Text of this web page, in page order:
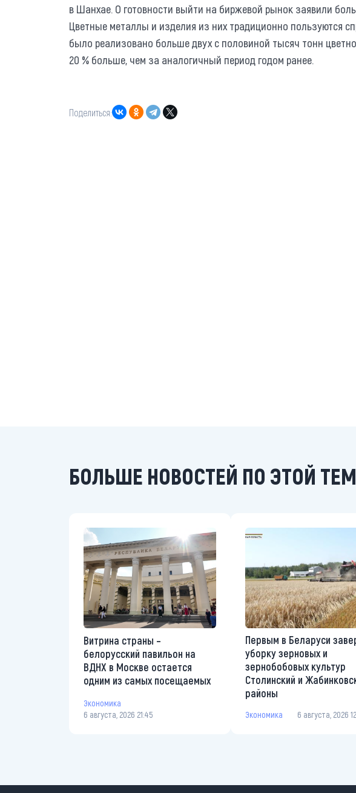
в Шанхае. О готовности выйти на биржевой рынок заявили
Цветные металлы и изделия из них традиционно пользуются
было реализовано больше двух с половиной тысяч тонн
20 % больше, чем за аналогичный период годом ранее.
Поделиться:
БОЛЬШЕ НОВОСТЕЙ ПО ЭТОЙ
Витрина страны –
белорусский павильон на
ВДНХ в Москве остается
одним из самых посещаемых
Экономика
6 августа, 2026 21:45
Первым в Беларуси
уборку зерновых и
зернобобовых культур
Столинский и
районы
Экономика 6 августа, 2026